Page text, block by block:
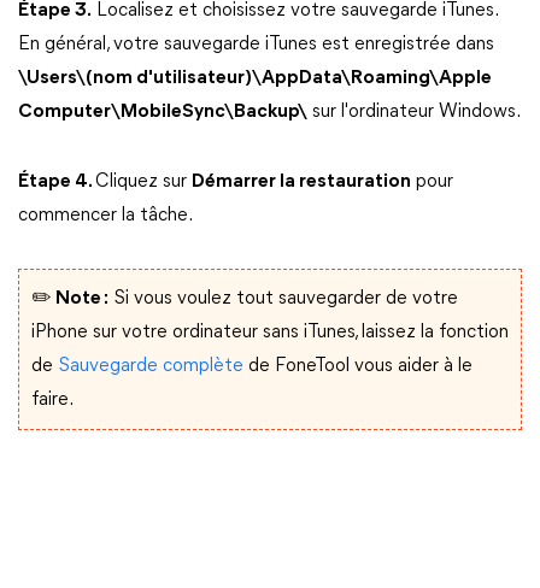
Étape 3. Localisez et choisissez votre sauvegarde iTunes.
En général, votre sauvegarde iTunes est enregistrée dans
\Users\(nom d'utilisateur)\AppData\Roaming\Apple
Computer\MobileSync\Backup\ sur l'ordinateur Windows.
Étape 4.Cliquez sur Démarrer la restauration pour
commencer la tâche.
✏️ Note : Si vous voulez tout sauvegarder de votre
iPhone sur votre ordinateur sans iTunes, laissez la fonction
de Sauvegarde complète de FoneTool vous aider à le
faire.